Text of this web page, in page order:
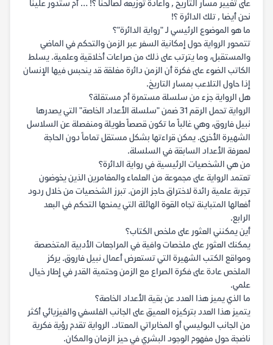
على تغيير مسار التاريخ , واعادة توزيعه لصالحنا ؟! … أم ستدور علينا
نحن أيضا , تلك الدائرة ؟!
ما هو الموضوع الرئيسي لـ "رواية الدائرة"؟
تتمحور الرواية حول إمكانية السفر عبر الزمن والتحكم في الماضي
والمستقبل، وما يترتب على ذلك من صراعات أخلاقية وعلمية. يسلط
الكاتب الضوء على فكرة أن الزمن دائرة مغلقة قد ينحبس فيها الإنسان
إذا حاول التلاعب بمسار التاريخ.
هل الرواية جزء من سلسلة مستمرة أم مستقلة؟
الرواية تحمل الرقم 31 ضمن "سلسلة الأعداد الخاصة" التي يصدرها
نبيل فاروق، وهي غالباً ما تكون قصصاً طويلة ومنفصلة عن السلاسل
الشهيرة الأخرى. يمكن قراءتها بشكل مستقل تماماً دون الحاجة
لمعرفة الأعداد السابقة في السلسلة.
من هي الشخصيات الرئيسية في رواية الدائرة؟
تعتمد الرواية على مجموعة من العلماء والمغامرين الذين يخوضون
تجربة علمية رائدة لاختراق حاجز الزمن. تبرز الشخصيات من خلال ردود
أفعالها المتباينة تجاه القوة الهائلة التي يمنحها التحكم في البعد
الرابع.
أين يمكنني العثور على ملخص الكتاب؟
يمكنك العثور على ملخصات وافية في المراجعات الأدبية المتخصصة
ومواقع الكتب الشهيرة التي تستعرض أعمال نبيل فاروق. يركز
الملخص عادة على فكرة الصراع مع الزمن وحتمية القدر في إطار خيال
علمي.
ما الذي يميز هذا العدد عن بقية الأعداد الخاصة؟
يتميز هذا العدد بتركيزه العميق على الجانب الفلسفي والفيزيائي أكثر
من الجانب البوليسي أو المخابراتي المعتاد. الرواية تقدم رؤية فكرية
ناضجة حول مفهوم الوجود البشري في حيز الزمان والمكان.